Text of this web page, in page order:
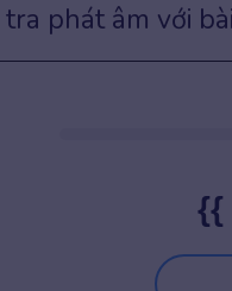
tra phát âm với
{{